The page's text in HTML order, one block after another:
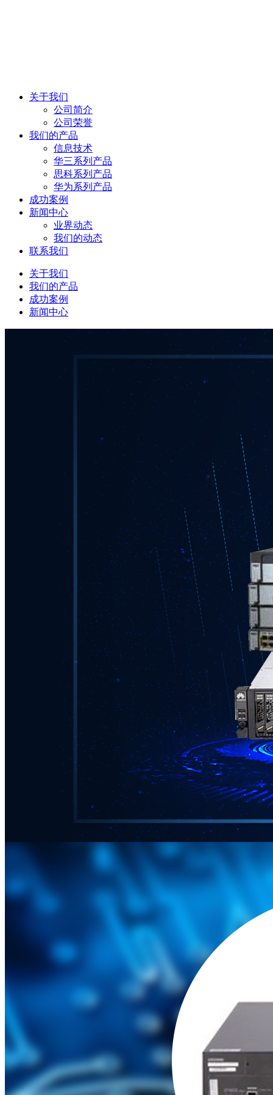
关于我们
公司简介
公司荣誉
我们的产品
信息技术
华三系列产品
思科系列产品
华为系列产品
成功案例
新闻中心
业界动态
我们的动态
联系我们
关于我们
我们的产品
成功案例
新闻中心